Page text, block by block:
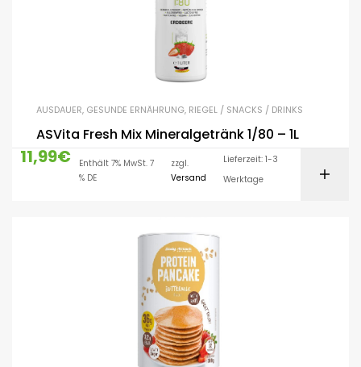
AUSDAUER, GESUNDE ERNÄHRUNG, RIEGEL / SNACKS / DRINKS
ASVita Fresh Mix Mineralgetränk 1/80 – 1L
11,99€
Enthält 7% MwSt. 7
% DE
zzgl.
Versand
Lieferzeit: 1-3
Werktage